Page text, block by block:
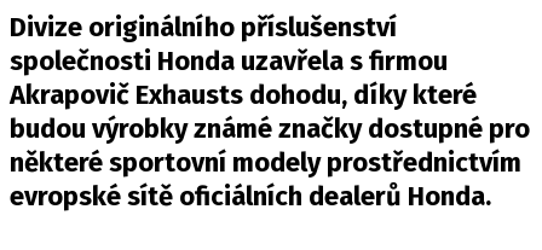
RALLY
OSTATNÍ
TISKOVKY
ROZHOVORY
DAKAR
Divize originálního příslušenství
společnosti Honda uzavřela s firmou
Akrapovič Exhausts dohodu, díky které
budou výrobky známé značky dostupné pro
některé sportovní modely prostřednictvím
evropské sítě oficiálních dealerů Honda.